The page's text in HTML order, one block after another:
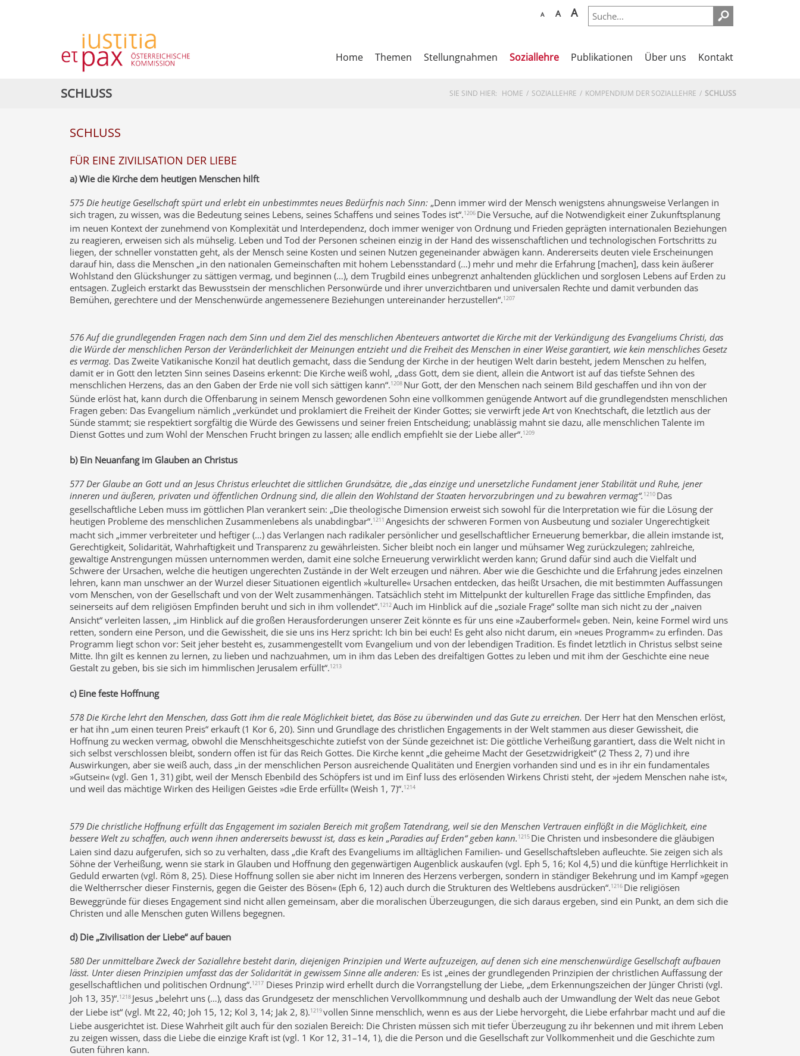
A A A
Home Themen Stellungnahmen Soziallehre Publikationen Über uns Kontakt
SCHLUSS SIE SIND HIER: HOME SOZIALLEHRE KOMPENDIUM DER SOZIALLEHRE SCHLUSS
SCHLUSS
FÜR EINE ZIVILISATION DER LIEBE
a) Wie die Kirche dem heutigen Menschen hilft
575 Die heutige Gesellschaft spürt und erlebt ein unbestimmtes neues Bedürfnis nach Sinn: „Denn immer wird der Mensch wenigstens ahnungsweise Verlangen in
sich tragen, zu wissen, was die Bedeutung seines Lebens, seines Schaffens und seines Todes ist“.1206 Die Versuche, auf die Notwendigkeit einer Zukunftsplanung
im neuen Kontext der zunehmend von Komplexität und Interdependenz, doch immer weniger von Ordnung und Frieden geprägten internationalen Beziehungen
zu reagieren, erweisen sich als mühselig. Leben und Tod der Personen scheinen einzig in der Hand des wissenschaftlichen und technologischen Fortschritts zu
liegen, der schneller vonstatten geht, als der Mensch seine Kosten und seinen Nutzen gegeneinander abwägen kann. Andererseits deuten viele Erscheinungen
darauf hin, dass die Menschen „in den nationalen Gemeinschaften mit hohem Lebensstandard (…) mehr und mehr die Erfahrung [machen], dass kein äußerer
Wohlstand den Glückshunger zu sättigen vermag, und beginnen (…), dem Trugbild eines unbegrenzt anhaltenden glücklichen und sorglosen Lebens auf Erden zu
entsagen. Zugleich erstarkt das Bewusstsein der menschlichen Personwürde und ihrer unverzichtbaren und universalen Rechte und damit verbunden das
Bemühen, gerechtere und der Menschenwürde angemessenere Beziehungen untereinander herzustellen“.1207
576 Auf die grundlegenden Fragen nach dem Sinn und dem Ziel des menschlichen Abenteuers antwortet die Kirche mit der Verkündigung des Evangeliums Christi, das
die Würde der menschlichen Person der Veränderlichkeit der Meinungen entzieht und die Freiheit des Menschen in einer Weise garantiert, wie kein menschliches Gesetz
es vermag. Das Zweite Vatikanische Konzil hat deutlich gemacht, dass die Sendung der Kirche in der heutigen Welt darin besteht, jedem Menschen zu helfen,
damit er in Gott den letzten Sinn seines Daseins erkennt: Die Kirche weiß wohl, „dass Gott, dem sie dient, allein die Antwort ist auf das tiefste Sehnen des
menschlichen Herzens, das an den Gaben der Erde nie voll sich sättigen kann“.1208 Nur Gott, der den Menschen nach seinem Bild geschaffen und ihn von der
Sünde erlöst hat, kann durch die Offenbarung in seinem Mensch gewordenen Sohn eine vollkommen genügende Antwort auf die grundlegendsten menschlichen
Fragen geben: Das Evangelium nämlich „verkündet und proklamiert die Freiheit der Kinder Gottes; sie verwirft jede Art von Knechtschaft, die letztlich aus der
Sünde stammt; sie respektiert sorgfältig die Würde des Gewissens und seiner freien Entscheidung; unablässig mahnt sie dazu, alle menschlichen Talente im
Dienst Gottes und zum Wohl der Menschen Frucht bringen zu lassen; alle endlich empfiehlt sie der Liebe aller“.1209
b) Ein Neuanfang im Glauben an Christus
577 Der Glaube an Gott und an Jesus Christus erleuchtet die sittlichen Grundsätze, die „das einzige und unersetzliche Fundament jener Stabilität und Ruhe, jener
inneren und äußeren, privaten und öffentlichen Ordnung sind, die allein den Wohlstand der Staaten hervorzubringen und zu bewahren vermag“. 1210 Das
gesellschaftliche Leben muss im göttlichen Plan verankert sein: „Die theologische Dimension erweist sich sowohl für die Interpretation wie für die Lösung der
heutigen Probleme des menschlichen Zusammenlebens als unabdingbar“.1211 Angesichts der schweren Formen von Ausbeutung und sozialer Ungerechtigkeit
macht sich „immer verbreiteter und heftiger (…) das Verlangen nach radikaler persönlicher und gesellschaftlicher Erneuerung bemerkbar, die allein imstande ist,
Gerechtigkeit, Solidarität, Wahrhaftigkeit und Transparenz zu gewährleisten. Sicher bleibt noch ein langer und mühsamer Weg zurückzulegen; zahlreiche,
gewaltige Anstrengungen müssen unternommen werden, damit eine solche Erneuerung verwirklicht werden kann; Grund dafür sind auch die Vielfalt und
Schwere der Ursachen, welche die heutigen ungerechten Zustände in der Welt erzeugen und nähren. Aber wie die Geschichte und die Erfahrung jedes einzelnen
lehren, kann man unschwer an der Wurzel dieser Situationen eigentlich »kulturelle« Ursachen entdecken, das heißt Ursachen, die mit bestimmten Auffassungen
vom Menschen, von der Gesellschaft und von der Welt zusammenhängen. Tatsächlich steht im Mittelpunkt der kulturellen Frage das sittliche Empfinden, das
seinerseits auf dem religiösen Empfinden beruht und sich in ihm vollendet“.1212Auch im Hinblick auf die „soziale Frage“ sollte man sich nicht zu der „naiven
Ansicht“ verleiten lassen, „im Hinblick auf die großen Herausforderungen unserer Zeit könnte es für uns eine »Zauberformel« geben. Nein, keine Formel wird uns
retten, sondern eine Person, und die Gewissheit, die sie uns ins Herz spricht: Ich bin bei euch! Es geht also nicht darum, ein »neues Programm« zu erfinden. Das
Programm liegt schon vor: Seit jeher besteht es, zusammengestellt vom Evangelium und von der lebendigen Tradition. Es findet letztlich in Christus selbst seine
Mitte. Ihn gilt es kennen zu lernen, zu lieben und nachzuahmen, um in ihm das Leben des dreifaltigen Gottes zu leben und mit ihm der Geschichte eine neue
Gestalt zu geben, bis sie sich im himmlischen Jerusalem erfüllt“.1213
c) Eine feste Hoffnung
578 Die Kirche lehrt den Menschen, dass Gott ihm die reale Möglichkeit bietet, das Böse zu überwinden und das Gute zu erreichen. Der Herr hat den Menschen erlöst,
er hat ihn „um einen teuren Preis“ erkauft (1 Kor 6, 20). Sinn und Grundlage des christlichen Engagements in der Welt stammen aus dieser Gewissheit, die
Hoffnung zu wecken vermag, obwohl die Menschheitsgeschichte zutiefst von der Sünde gezeichnet ist: Die göttliche Verheißung garantiert, dass die Welt nicht in
sich selbst verschlossen bleibt, sondern offen ist für das Reich Gottes. Die Kirche kennt „die geheime Macht der Gesetzwidrigkeit“ (2 Thess 2, 7) und ihre
Auswirkungen, aber sie weiß auch, dass „in der menschlichen Person ausreichende Qualitäten und Energien vorhanden sind und es in ihr ein fundamentales
»Gutsein« (vgl. Gen 1, 31) gibt, weil der Mensch Ebenbild des Schöpfers ist und im Einf luss des erlösenden Wirkens Christi steht, der »jedem Menschen nahe ist«,
und weil das mächtige Wirken des Heiligen Geistes »die Erde erfüllt« (Weish 1, 7)“.1214
579 Die christliche Hoffnung erfüllt das Engagement im sozialen Bereich mit großem Tatendrang, weil sie den Menschen Vertrauen einflößt in die Möglichkeit, eine
bessere Welt zu schaffen, auch wenn ihnen andererseits bewusst ist, dass es kein „Paradies auf Erden“ geben kann. 1215 Die Christen und insbesondere die gläubigen
Laien sind dazu aufgerufen, sich so zu verhalten, dass „die Kraft des Evangeliums im alltäglichen Familien- und Gesellschaftsleben aufleuchte. Sie zeigen sich als
Söhne der Verheißung, wenn sie stark in Glauben und Hoffnung den gegenwärtigen Augenblick auskaufen (vgl. Eph 5, 16; Kol 4,5) und die künftige Herrlichkeit in
Geduld erwarten (vgl. Röm 8, 25). Diese Hoffnung sollen sie aber nicht im Inneren des Herzens verbergen, sondern in ständiger Bekehrung und im Kampf »gegen
die Weltherrscher dieser Finsternis, gegen die Geister des Bösen« (Eph 6, 12) auch durch die Strukturen des Weltlebens ausdrücken“.1216 Die religiösen
Beweggründe für dieses Engagement sind nicht allen gemeinsam, aber die moralischen Überzeugungen, die sich daraus ergeben, sind ein Punkt, an dem sich die
Christen und alle Menschen guten Willens begegnen.
d) Die „Zivilisation der Liebe“ auf bauen
580 Der unmittelbare Zweck der Soziallehre besteht darin, diejenigen Prinzipien und Werte aufzuzeigen, auf denen sich eine menschenwürdige Gesellschaft aufbauen
lässt. Unter diesen Prinzipien umfasst das der Solidarität in gewissem Sinne alle anderen: Es ist „eines der grundlegenden Prinzipien der christlichen Auffassung der
gesellschaftlichen und politischen Ordnung“.1217 Dieses Prinzip wird erhellt durch die Vorrangstellung der Liebe, „dem Erkennungszeichen der Jünger Christi (vgl.
Joh 13, 35)“.1218 Jesus „belehrt uns (…), dass das Grundgesetz der menschlichen Vervollkommnung und deshalb auch der Umwandlung der Welt das neue Gebot
der Liebe ist“ (vgl. Mt 22, 40; Joh 15, 12; Kol 3, 14; Jak 2, 8).1219vollen Sinne menschlich, wenn es aus der Liebe hervorgeht, die Liebe erfahrbar macht und auf die
Liebe ausgerichtet ist. Diese Wahrheit gilt auch für den sozialen Bereich: Die Christen müssen sich mit tiefer Überzeugung zu ihr bekennen und mit ihrem Leben
zu zeigen wissen, dass die Liebe die einzige Kraft ist (vgl. 1 Kor 12, 31–14, 1), die die Person und die Gesellschaft zur Vollkommenheit und die Geschichte zum
Guten führen kann.